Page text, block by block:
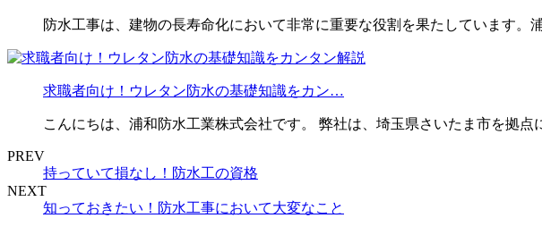
防水工事は、建物の長寿命化において非常に重要な役割を果たしています
求職者向け！ウレタン防水の基礎知識をカン…
こんにちは、浦和防水工業株式会社です。 弊社は、埼玉県さいたま市を拠
PREV
持っていて損なし！防水工の資格
NEXT
知っておきたい！防水工事において大変なこと